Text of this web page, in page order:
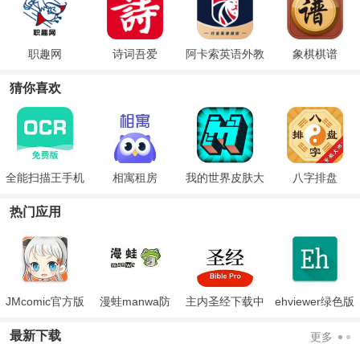
职趣网 诗词吾爱 阿卡索英语外教 象棋棋谱
猜你喜欢
全能扫描王手机
相寓租房
我的世界皮肤大
八字排盘
热门应用
JMcomic官方版
漫蛙manwa防
主内圣经下载中
ehviewer绿色版
最新下载 更多